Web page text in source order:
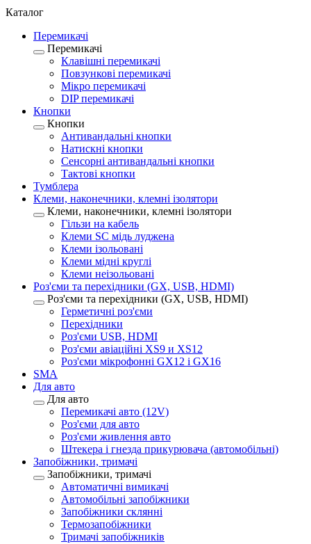
Каталог
Перемикачі
Перемикачі
Клавішні перемикачі
Повзункові перемикачі
Мікро перемикачі
DIP перемикачі
Кнопки
Кнопки
Антивандальні кнопки
Натискні кнопки
Сенсорні антивандальні кнопки
Тактові кнопки
Тумблера
Клеми, наконечники, клемні ізолятори
Клеми, наконечники, клемні ізолятори
Гільзи на кабель
Клеми SC мідь луджена
Клеми ізольовані
Клеми мідні круглі
Клеми неізольовані
Роз'єми та перехідники (GX, USB, HDMI)
Роз'єми та перехідники (GX, USB, HDMI)
Герметичні роз'єми
Перехідники
Роз'єми USB, HDMI
Роз'єми авіаційні XS9 и XS12
Роз'єми мікрофонні GX12 і GX16
SMA
Для авто
Для авто
Перемикачі авто (12V)
Роз'єми для авто
Роз'єми живлення авто
Штекера і гнезда прикурювача (автомобільні)
Запобіжники, тримачі
Запобіжники, тримачі
Автоматичні вимикачі
Автомобільні запобіжники
Запобіжники склянні
Термозапобіжники
Тримачі запобіжників